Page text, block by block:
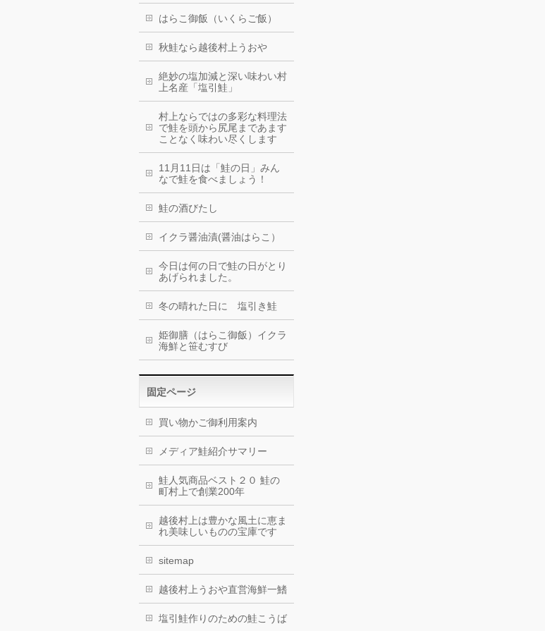
はらこ御飯（いくらご飯）
秋鮭なら越後村上うおや
絶妙の塩加減と深い味わい村
上名産「塩引鮭」
村上ならではの多彩な料理法
で鮭を頭から尻尾まであます
ことなく味わい尽くします
11月11日は「鮭の日」みん
なで鮭を食べましょう！
鮭の酒びたし
イクラ醤油漬(醤油はらこ）
今日は何の日で鮭の日がとり
あげられました。
冬の晴れた日に 塩引き鮭
姫御膳（はらこ御飯）イクラ
海鮮と笹むすび
固定ページ
買い物かご御利用案内
メディア鮭紹介サマリー
鮭人気商品ベスト２０ 鮭の
町村上で創業200年
越後村上は豊かな風土に恵ま
れ美味しいものの宝庫です
sitemap
越後村上うおや直営海鮮一鰭
塩引鮭作りのための鮭こうば